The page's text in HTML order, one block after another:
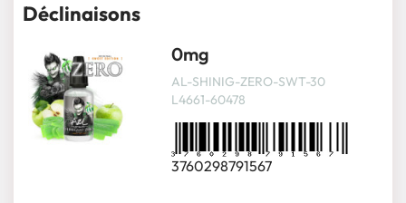
Déclinaisons
0mg
AL-SHINIG-ZERO-SWT-30
L4661-60478
3760298791567